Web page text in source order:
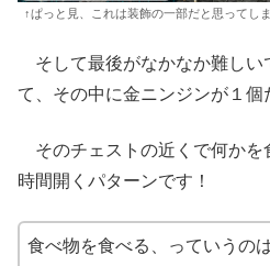
↑ぱっと見、これは装飾の一部だと思ってし
そして最後がなかなか難しい
て、その中に金ニンジンが１個
そのチェストの近くで何かを
時間開くパターンです！
食べ物を食べる、っていうの